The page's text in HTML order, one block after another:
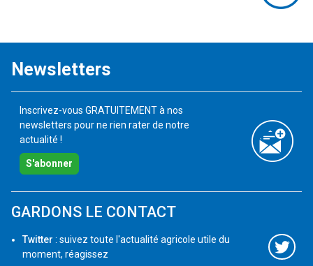
Newsletters
Inscrivez-vous GRATUITEMENT à nos
newsletters pour ne rien rater de notre
actualité !
S'abonner
GARDONS LE CONTACT
Twitter : suivez toute l'actualité agricole utile du
moment, réagissez